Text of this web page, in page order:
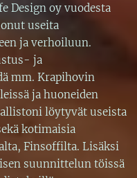
Design oy vuodesta
useita
ja verhoiluun.
ja
mm. Krapihovin
ja huoneiden
löytyvät useista
kotimaisia
Finsoffilta. Lisäksi
suunnittelun töissä